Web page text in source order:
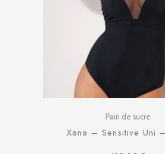
Pain de sucre
Xana – Sensitive Uni